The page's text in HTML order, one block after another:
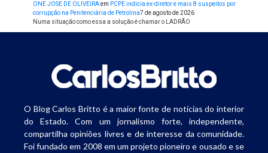
ONE JOSE DE OLIVEIRAem PCPE indicia ex-diretor e mais 8 suspeitos por
corrupção na Penitenciária de Petrolina7 de agosto de 2026
Numa situação como essa a solução é chamar o LADRÃO
O Blog Carlos Britto é a maior fonte de notícias do interior
do Estado. Com um jornalismo forte, independente,
compartilha opiniões livres e de interesse da comunidade.
Foi fundado em 2008 em um projeto pioneiro e ousado e se